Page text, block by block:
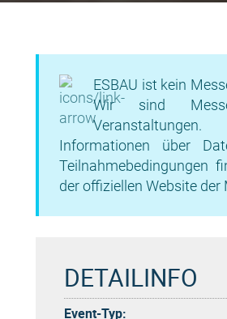
ESBAU ist kein
Wir sind
Informationen über
Teilnahmebedingungen
der offiziellen Website der
DETAILINFO
Event-Typ: